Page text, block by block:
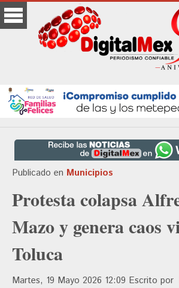
Publicado en Municipios
Protesta colapsa
Mazo y genera caos
Toluca
Martes, 19 Mayo 2026 12:09 Escrito por